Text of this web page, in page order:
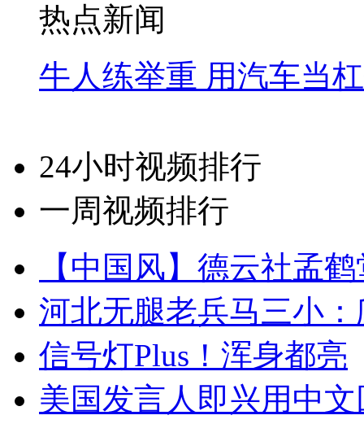
热点新闻
牛人练举重 用汽车当
24小时视频排行
一周视频排行
【中国风】德云社孟
河北无腿老兵马三小
信号灯Plus！浑身都亮
美国发言人即兴用中